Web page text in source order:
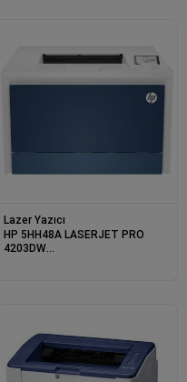
Lazer Yazıcı
HP 5HH48A LASERJET PRO
4203DW